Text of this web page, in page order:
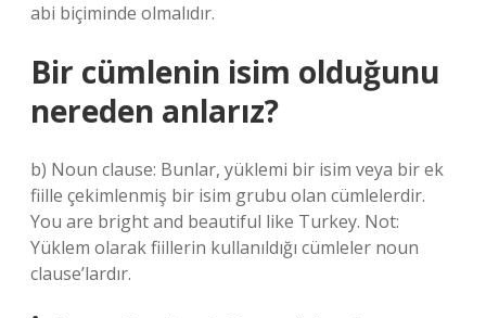
abi biçiminde olmalıdır.
Bir cümlenin isim olduğunu
nereden anlarız?
b) Noun clause: Bunlar, yüklemi bir isim veya bir ek
fiille çekimlenmiş bir isim grubu olan cümlelerdir.
You are bright and beautiful like Turkey. Not:
Yüklem olarak fiillerin kullanıldığı cümleler noun
clause’lardır.